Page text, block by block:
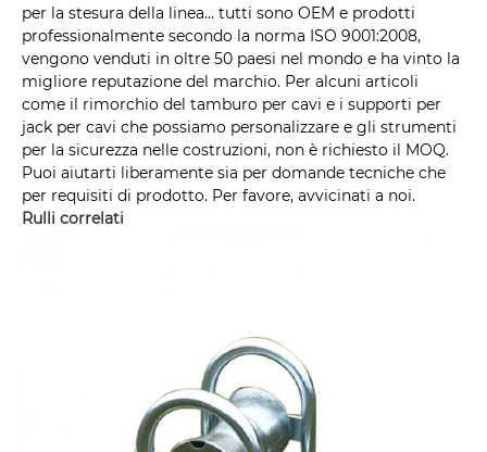
per la stesura della linea... tutti sono OEM e prodotti
professionalmente secondo la norma ISO 9001:2008,
vengono venduti in oltre 50 paesi nel mondo e ha vinto la
migliore reputazione del marchio. Per alcuni articoli
come il rimorchio del tamburo per cavi e i supporti per
jack per cavi che possiamo personalizzare e gli strumenti
per la sicurezza nelle costruzioni, non è richiesto il MOQ.
Puoi aiutarti liberamente sia per domande tecniche che
per requisiti di prodotto. Per favore, avvicinati a noi.
Rulli correlati